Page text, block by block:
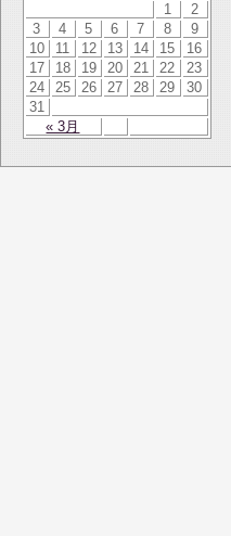
« 3月
1
2
3
4 5 6 7 8
9
10
11 12 13 14 15
16
17
18 19 20 21 22
23
24
25 26 27 28 29
30
31